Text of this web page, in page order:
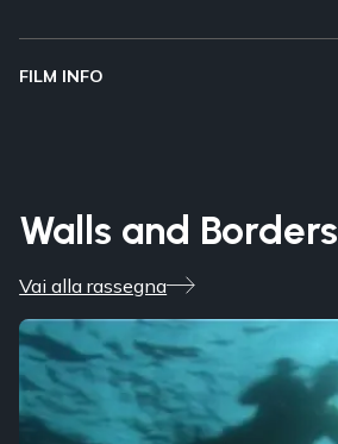
FILM INFO
Walls and Borders
Vai alla rassegna